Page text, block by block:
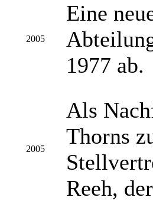
2005
Eine
1977 ab.
2005
Als
Thorns
Reeh,